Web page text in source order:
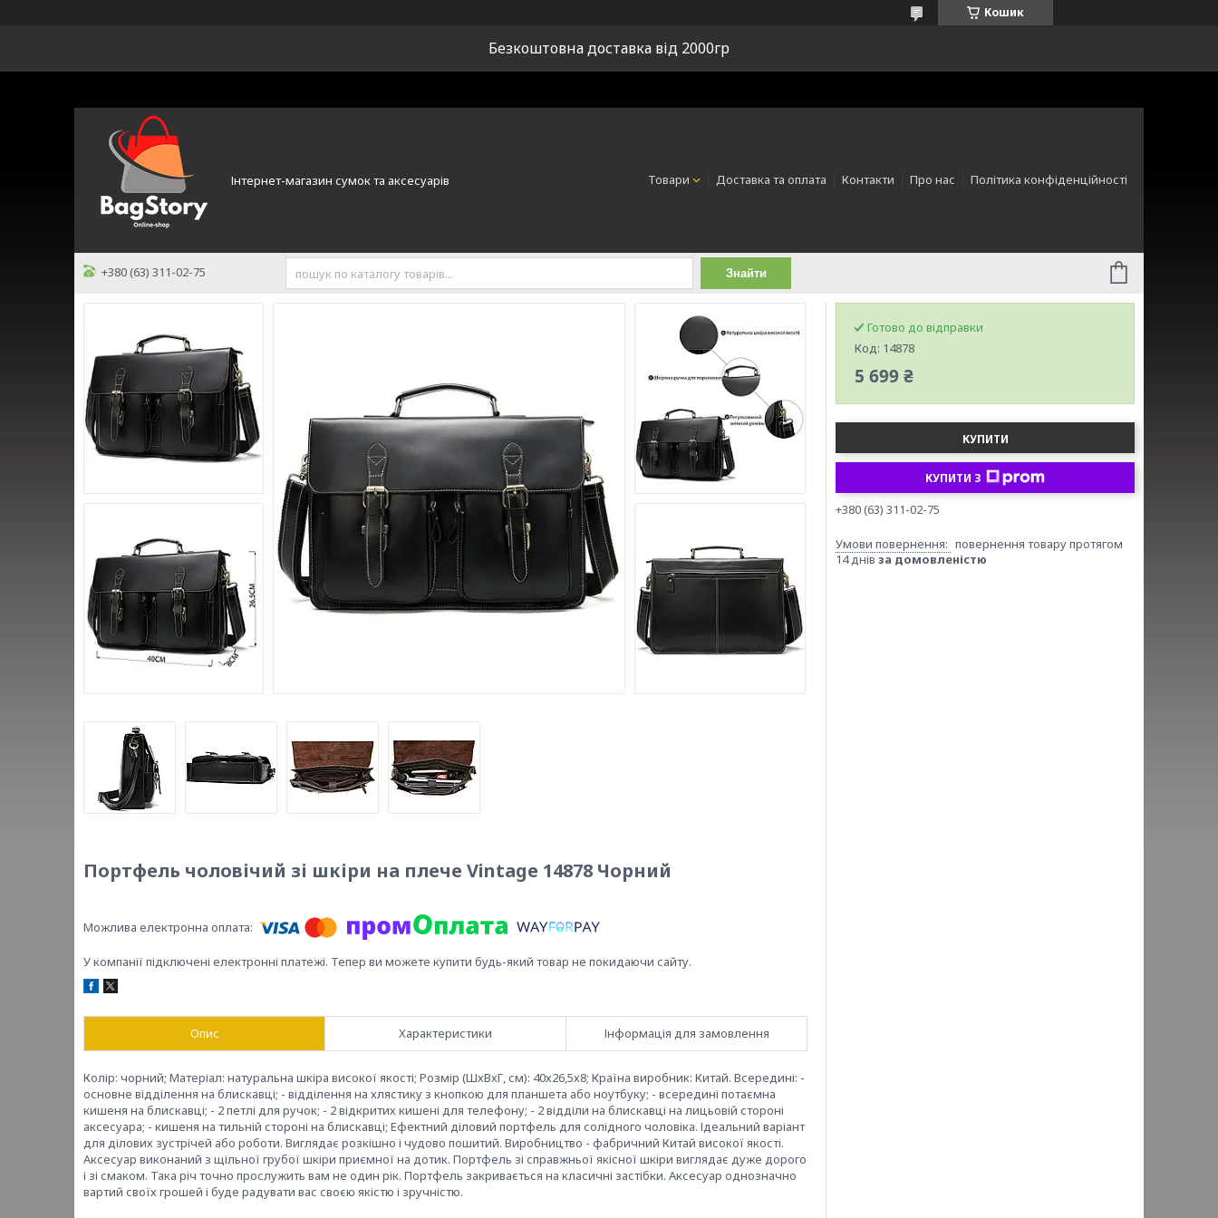
Кошик
Безкоштовна доставка від 2000гр
Інтернет-магазин сумок та аксесуарів Товари Доставка та оплата Контакти Про нас Політика конфіденційності
+380 (63) 311-02-75 Знайти
Портфель чоловічий зі шкіри на плече Vintage 14878 Чорний
У компанії підключені електронні платежі. Тепер ви можете купити будь-який товар не покидаючи сайту.
Опис Характеристики Інформація для замовлення
Колір: чорний; Матеріал: натуральна шкіра високої якості; Розмір (ШхВхГ, см): 40х26,5х8; Країна виробник: Китай. Всередині: -
основне відділення на блискавці; - відділення на хлястику з кнопкою для планшета або ноутбуку; - всередині потаємна
кишеня на блискавці; - 2 петлі для ручок; - 2 відкритих кишені для телефону; - 2 відділи на блискавці на лицьовій стороні
аксесуара; - кишеня на тильній стороні на блискавці; Ефектний діловий портфель для солідного чоловіка. Ідеальний варіант
для ділових зустрічей або роботи. Виглядає розкішно і чудово пошитий. Виробництво - фабричний Китай високої якості.
Аксесуар виконаний з щільної грубої шкіри приємної на дотик. Портфель зі справжньої якісної шкіри виглядає дуже дорого
і зі смаком. Така річ точно прослужить вам не один рік. Портфель закривається на класичні застібки. Аксесуар однозначно
вартий своїх грошей і буде радувати вас своєю якістю і зручністю.
Готово до відправки
Код: 14878
5 699 ₴
КУПИТИ
КУПИТИ З
+380 (63) 311-02-75
повернення товару протягом
14 днів за домовленістю